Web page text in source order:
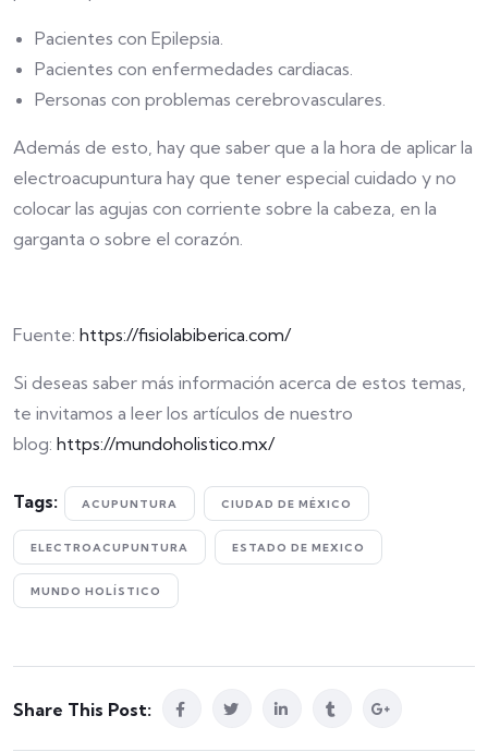
Pacientes con Epilepsia.
Pacientes con enfermedades cardiacas.
Personas con problemas cerebrovasculares.
Además de esto, hay que saber que a la hora de aplicar la
electroacupuntura hay que tener especial cuidado y no
colocar las agujas con corriente sobre la cabeza, en la
garganta o sobre el corazón.
Fuente: https://fisiolabiberica.com/
Si deseas saber más información acerca de estos temas,
te invitamos a leer los artículos de nuestro
blog: https://mundoholistico.mx/
Tags: ACUPUNTURA CIUDAD DE MÉXICO
ELECTROACUPUNTURA ESTADO DE MEXICO
MUNDO HOLÍSTICO
Share This Post: